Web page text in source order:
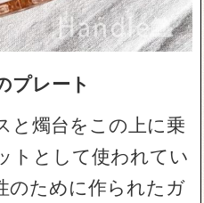
プレート
と燭台をこの上に乗
トとして使われてい
のために作られたガ